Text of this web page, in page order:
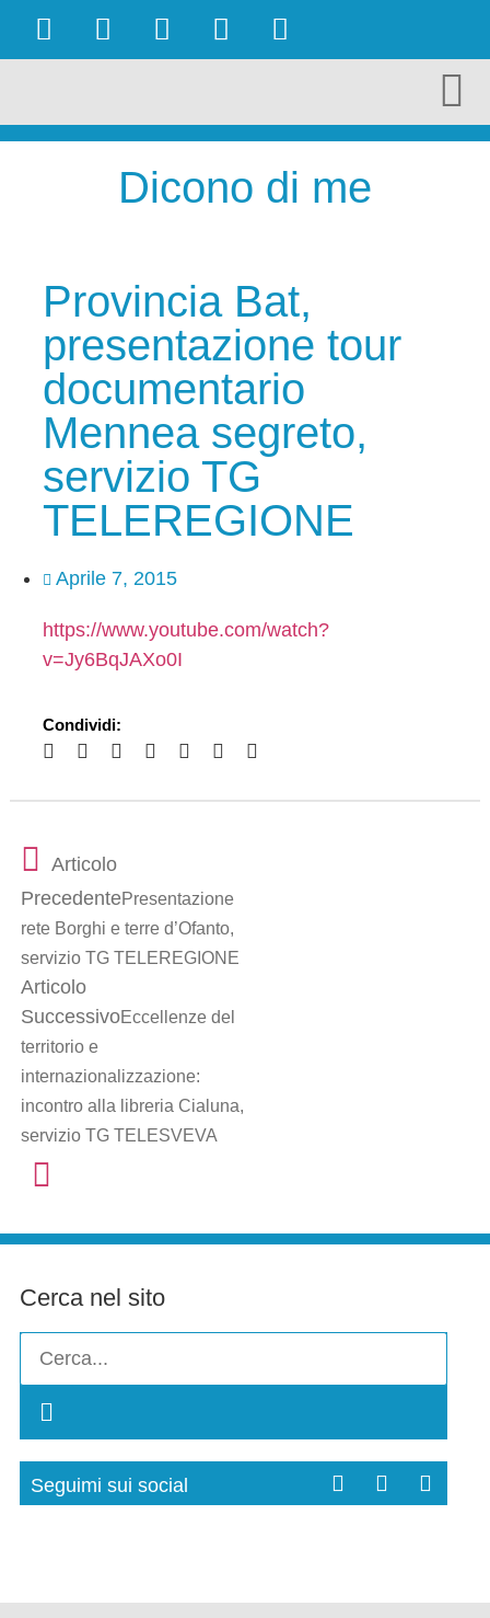
Dicono di me
Provincia Bat,
presentazione tour
documentario
Mennea segreto,
servizio TG
TELEREGIONE
Aprile 7, 2015
https://www.youtube.com/watch?
v=Jy6BqJAXo0I
Condividi:
Articolo
PrecedentePresentazione
rete Borghi e terre d’Ofanto,
servizio TG TELEREGIONE
Articolo
SuccessivoEccellenze del
territorio e
internazionalizzazione:
incontro alla libreria Cialuna,
servizio TG TELESVEVA
Cerca nel sito
Seguimi sui social